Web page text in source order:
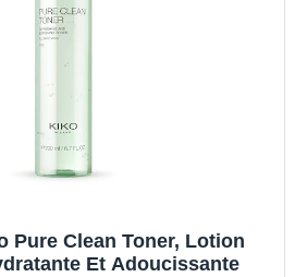
Pure Clean Toner, Lotion
Et Adoucissante